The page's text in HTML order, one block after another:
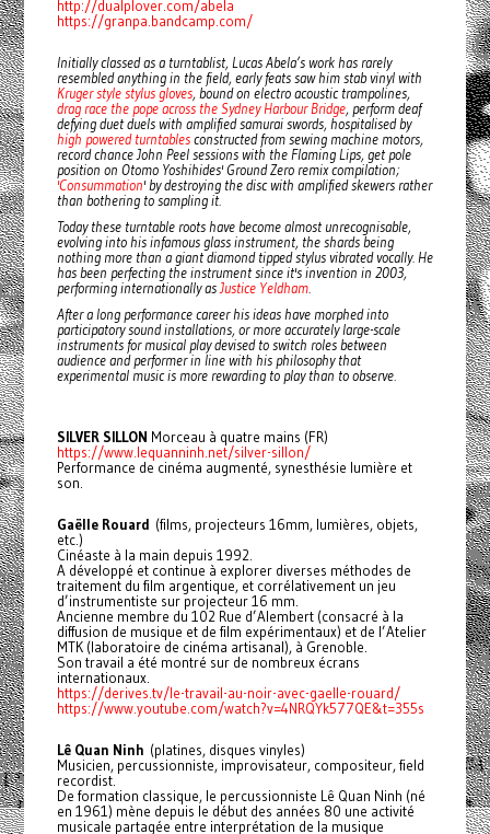
http://dualplover.com/abela
https://granpa.bandcamp.com/
Initially classed as a turntablist, Lucas Abela’s work has rarely
resembled anything in the field, early feats saw him stab vinyl with
Kruger style stylus gloves, bound on electro acoustic trampolines,
drag race the pope across the Sydney Harbour Bridge, perform deaf
defying duet duels with amplified samurai swords, hospitalised by
high powered turntablesconstructed from sewing machine motors,
record chance John Peel sessions with the Flaming Lips, get pole
position on Otomo Yoshihides' Ground Zero remix compilation;
'Consummation' by destroying the disc with amplified skewers rather
than bothering to sampling it.
Today these turntable roots have become almost unrecognisable,
evolving into his infamous glass instrument, the shards being
nothing more than a giant diamond tipped stylus vibrated vocally. He
has been perfecting the instrument since it's invention in 2003,
performing internationally asJustice Yeldham.
After a long performance career his ideas have morphed into
participatory sound installations, or more accurately large-scale
instruments for musical play devised to switch roles between
audience and performer in line with his philosophy that
experimental music is more rewarding to play than to observe.
SILVER SILLON Morceau à quatre mains (FR)
https://www.lequanninh.net/silver-sillon/
Performance de cinéma augmenté, synesthésie lumière et
son.
Gaëlle Rouard (films, projecteurs 16mm, lumières, objets,
etc.)
Cinéaste à la main depuis 1992.
A développé et continue à explorer diverses méthodes de
traitement du film argentique, et corrélativement un jeu
d’instrumentiste sur projecteur 16 mm.
Ancienne membre du 102 Rue d’Alembert (consacré à la
diffusion de musique et de film expérimentaux) et de l’Atelier
MTK (laboratoire de cinéma artisanal), à Grenoble.
Son travail a été montré sur de nombreux écrans
internationaux.
https://derives.tv/le-travail-au-noir-avec-gaelle-rouard/
https://www.youtube.com/watch?v=4NRQYk577QE&t=355s
Lê Quan Ninh (platines, disques vinyles)
Musicien, percussionniste, improvisateur, compositeur, field
recordist.
De formation classique, le percussionniste Lê Quan Ninh (né
en 1961) mène depuis le début des années 80 une activité
musicale partagée entre interprétation de la musique